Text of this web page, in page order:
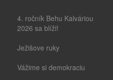
4. ročník Behu Kalváriou
2026 sa blíži!
Ježišove ruky
Vážime si demokraciu